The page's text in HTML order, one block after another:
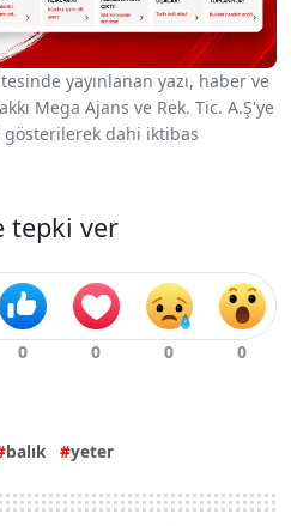
yayınlanan yazı, haber ve
Mega Ajans ve Rek. Tic. A.Ş'ye
gösterilerek dahi iktibas
tepki ver
balık yeter